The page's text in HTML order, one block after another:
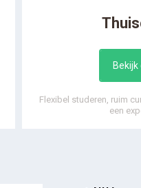
Flexibel studeren, ruim
een